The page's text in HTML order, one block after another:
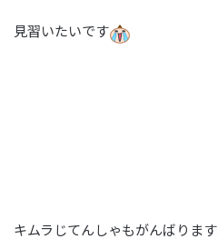
見習いたいです
キムラじてんしゃもがんばります